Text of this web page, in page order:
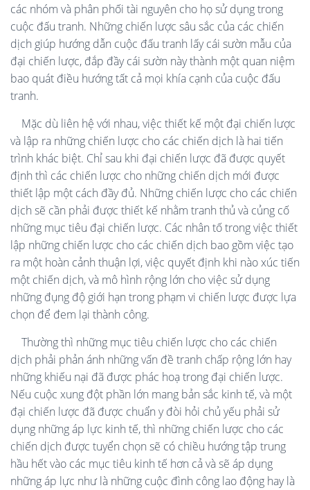
các nhóm và phân phối tài nguyên cho họ sử dụng trong
cuộc đấu tranh. Những chiến lược sâu sắc của các chiến
dịch giúp hướng dẫn cuộc đấu tranh lấy cái sườn mẫu của
đại chiến lược, đắp đầy cái sườn này thành một quan niệm
bao quát điều hướng tất cả mọi khía cạnh của cuộc đấu
tranh.
Mặc dù liên hệ với nhau, việc thiết kế một đại chiến lược
và lập ra những chiến lược cho các chiến dịch là hai tiến
trình khác biệt. Chỉ sau khi đại chiến lược đã được quyết
định thì các chiến lược cho những chiến dịch mới được
thiết lập một cách đầy đủ. Những chiến lược cho các chiến
dịch sẽ cần phải được thiết kế nhằm tranh thủ và củng cố
những mục tiêu đại chiến lược. Các nhân tố trong việc thiết
lập những chiến lược cho các chiến dịch bao gồm việc tạo
ra một hoàn cảnh thuận lợi, việc quyết định khi nào xúc tiến
một chiến dịch, và mô hình rộng lớn cho việc sử dụng
những đụng độ giới hạn trong phạm vi chiến lược được lựa
chọn để đem lại thành công.
Thường thì những mục tiêu chiến lược cho các chiến
dịch phải phản ánh những vấn đề tranh chấp rộng lớn hay
những khiếu nại đã được phác hoạ trong đại chiến lược.
Nếu cuộc xung đột phần lớn mang bản sắc kinh tế, và một
đại chiến lược đã được chuẩn y đòi hỏi chủ yếu phải sử
dụng những áp lực kinh tế, thì những chiến lược cho các
chiến dịch được tuyển chọn sẽ có chiều hướng tập trung
hầu hết vào các mục tiêu kinh tế hơn cả và sẽ áp dụng
những áp lực như là những cuộc đình công lao động hay là